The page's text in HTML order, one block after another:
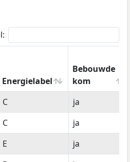
Energielabel
Bebouwde
kom
Energielabel
Bebouwde
kom
C
ja
C
ja
E
ja